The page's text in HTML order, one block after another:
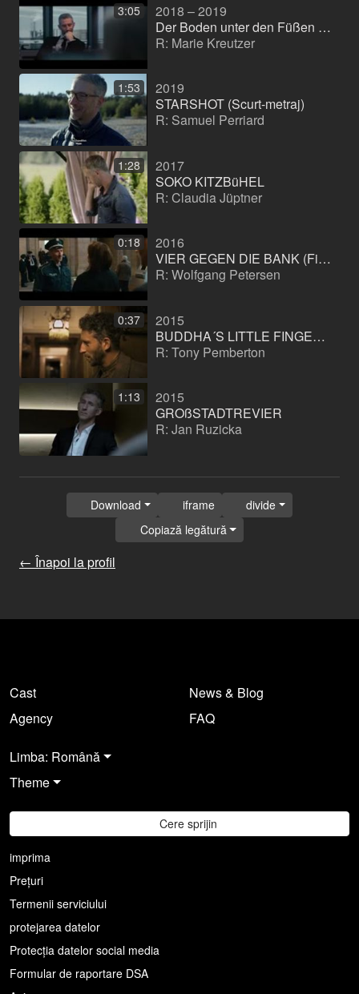
3:05
2018 – 2019
Der Boden unter den Füßen (Film de lungmetraj)
R: Marie Kreutzer
1:53
2019
STARSHOT (Scurt-metraj)
R: Samuel Perriard
1:28
2017
SOKO KITZBüHEL
R: Claudia Jüptner
0:18
2016
VIER GEGEN DIE BANK (Film de lungmetraj)
R: Wolfgang Petersen
0:37
2015
BUDDHA´S LITTLE FINGERS (Film de lungmetraj)
R: Tony Pemberton
1:13
2015
GROßSTADTREVIER
R: Jan Ruzicka
← Înapoi la profil
Download iframe
divide
Copiază legătură
Cast
Agency
News & Blog
FAQ
Limba: Română
Theme
Cere sprijin
imprima
Prețuri
Termenii serviciului
protejarea datelor
Protecția datelor social media
Formular de raportare DSA